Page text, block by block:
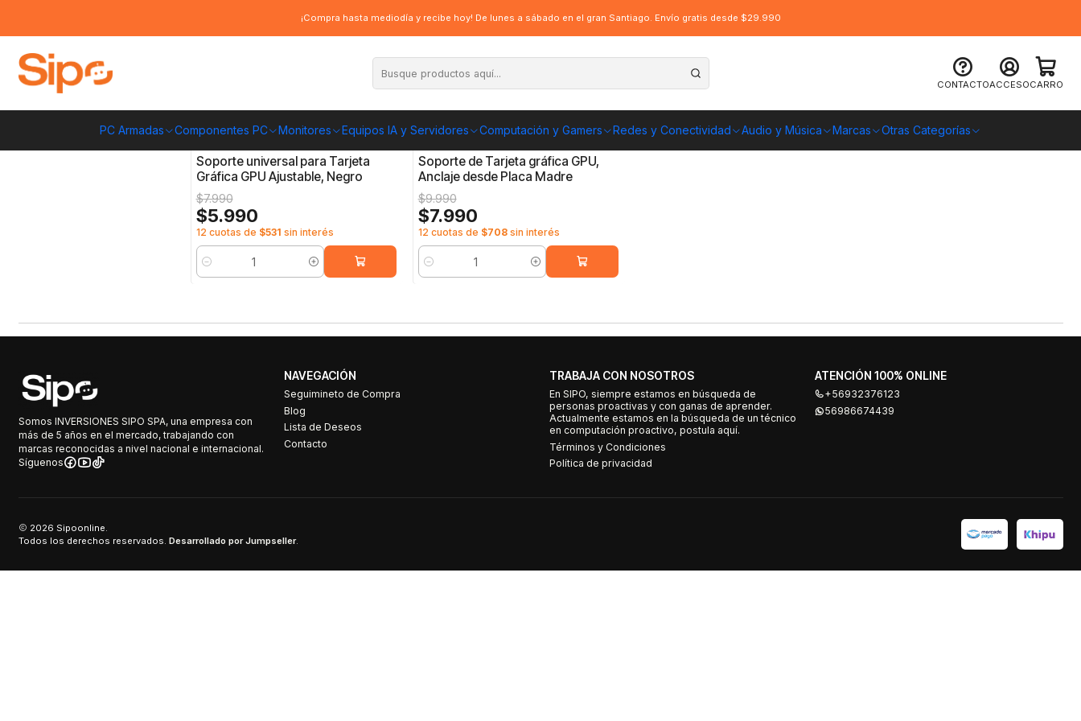
CONTACTOACCESOCARRO
PC Armadas Componentes PC Monitores Equipos IA y Servidores Computación y Gamers Redes y Conectividad Audio y Música Marcas Otras Categorías
¡Compra hasta mediodía y recibe hoy! De lunes a sábado en el gran Santiago. Envío gratis desde $29.990
Soporte para GPU
Soporte para GPU
-25%OFF
Soporte universal para Tarjeta
Gráfica GPU Ajustable, Negro
$7.990
$5.990
12 cuotas de $531 sin interés
Cantidad
-20%OFF
Soporte de Tarjeta gráfica GPU,
Anclaje desde Placa Madre
$9.990
$7.990
12 cuotas de $708sin interés
Cantidad
Somos INVERSIONES SIPO SPA, una empresa con
más de 5 años en el mercado, trabajando con
marcas reconocidas a nivel nacional e internacional.
Síguenos
NAVEGACIÓN
Seguimineto de Compra
Blog
Lista de Deseos
Contacto
TRABAJA CON NOSOTROS
En SIPO, siempre estamos en búsqueda de
personas proactivas y con ganas de aprender.
Actualmente estamos en la búsqueda de un técnico
en computación proactivo, postula aquí.
Términos y Condiciones
Política de privacidad
ATENCIÓN 100% ONLINE
+56932376123
56986674439
2026 Sipoonline.
Todos los derechos reservados. Desarrollado por Jumpseller.